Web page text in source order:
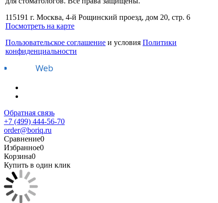
115191 г. Москва, 4-й Рощинский проезд, дом 20, стр. 6
Посмотреть на карте
Пользовательское соглашение и условия Политики
конфиденциальности
Обратная связь
+7 (499) 444-56-70
order@boriq.ru
Сравнение0
Избранное0
Корзина0
Купить в один клик